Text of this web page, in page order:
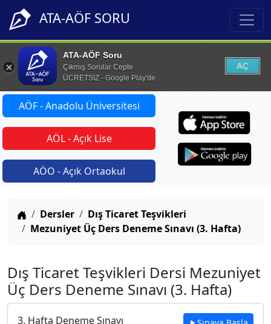
ATA-AÖF SORU
ATA-AÖF Soru
Çıkmış Sorular Cepte
ÜCRETSİZ - Google Play'de
AÇ
AÖF - Anadolu Üniversitesi
AÖL - Açık Lise
AÖO - Açık Ortaokul
Anasayfa
Dersler
Dış Ticaret Teşvikleri
Mezuniyet Üç Ders Deneme Sınavı (3. Hafta)
Dış Ticaret Teşvikleri Dersi Mezuniyet
Üç Ders Deneme Sınavı (3. Hafta)
3. Hafta Deneme Sınavı